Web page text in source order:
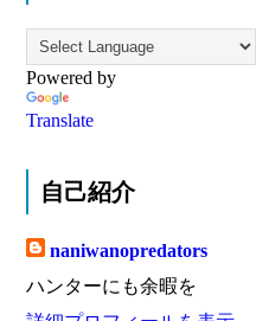
Powered by
Translate
自己紹介
naniwanopredators
ハンターにも余暇を